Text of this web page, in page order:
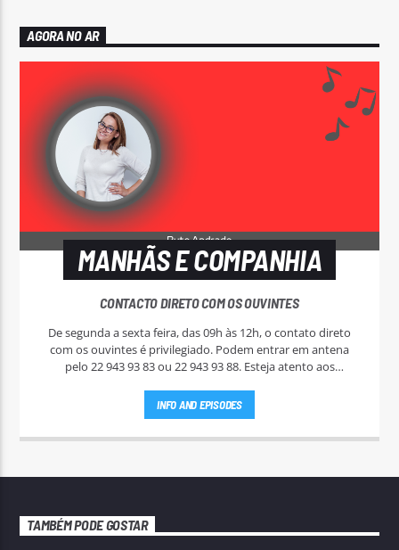
AGORA NO AR
MANHÃS E COMPANHIA
CONTACTO DIRETO COM OS OUVINTES
De segunda a sexta feira, das 09h às 12h, o contato direto
com os ouvintes é privilegiado. Podem entrar em antena
pelo 22 943 93 83 ou 22 943 93 88. Esteja atento aos
INFO AND EPISODES
TAMBÉM PODE GOSTAR